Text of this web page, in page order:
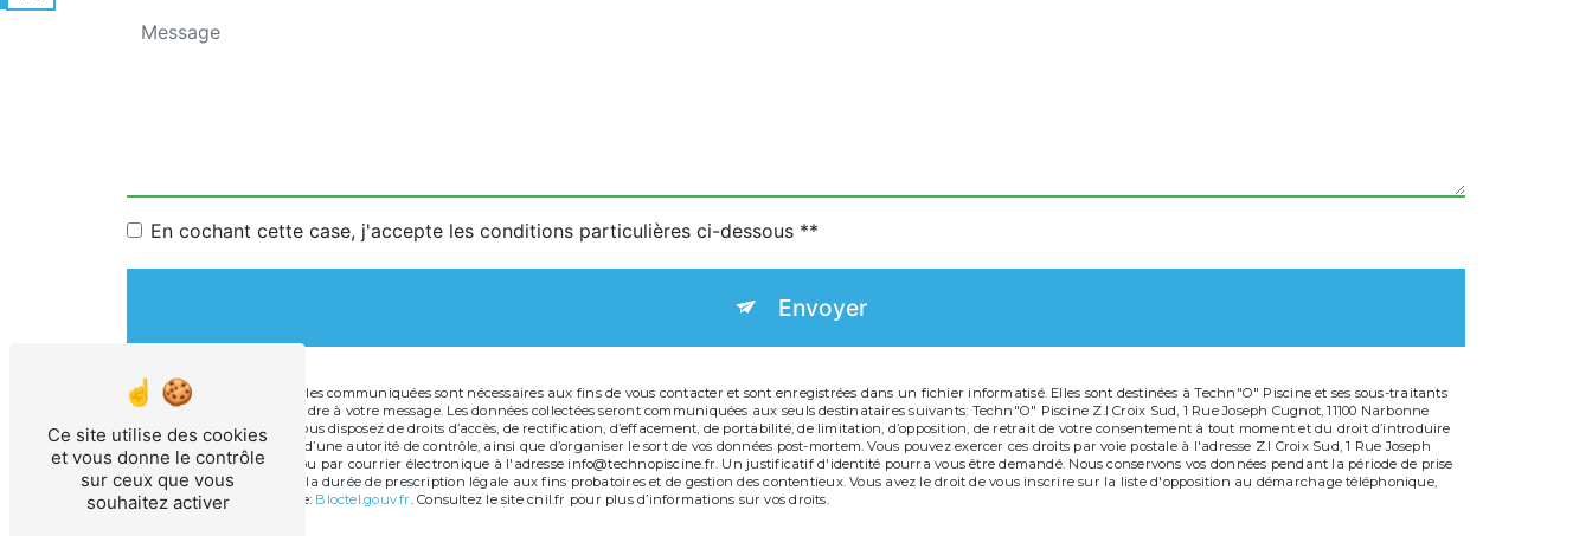
En cochant cette case, j'accepte les conditions particulières ci-dessous **
Envoyer
** Les données personnelles communiquées sont nécessaires aux fins de vous contacter et sont enregistrées dans un fichier informatisé. Elles sont destinées à Techn"O" Piscine et ses sous-traitants
dans le seul but de répondre à votre message. Les données collectées seront communiquées aux seuls destinataires suivants: Techn"O" Piscine Z.I Croix Sud, 1 Rue Joseph Cugnot, 11100 Narbonne
info@technopiscine.fr. Vous disposez de droits d’accès, de rectification, d’effacement, de portabilité, de limitation, d’opposition, de retrait de votre consentement à tout moment et du droit d’introduire
une réclamation auprès d’une autorité de contrôle, ainsi que d’organiser le sort de vos données post-mortem. Vous pouvez exercer ces droits par voie postale à l'adresse Z.I Croix Sud, 1 Rue Joseph
Cugnot, 11100 Narbonne ou par courrier électronique à l'adresse info@technopiscine.fr. Un justificatif d'identité pourra vous être demandé. Nous conservons vos données pendant la période de prise
de contact puis pendant la durée de prescription légale aux fins probatoires et de gestion des contentieux. Vous avez le droit de vous inscrire sur la liste d'opposition au démarchage téléphonique,
disponible à cette adresse: Bloctel.gouv.fr. Consultez le site cnil.fr pour plus d’informations sur vos droits.
Ce site utilise des cookies
et vous donne le contrôle
sur ceux que vous
souhaitez activer